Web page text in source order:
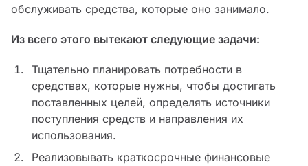
обслуживать средства, которые оно занимало.
Из всего этого вытекают следующие задачи:
Тщательно планировать потребности в
средствах, которые нужны, чтобы достигать
поставленных целей, определять источники
поступления средств и направления их
использования.
Реализовывать краткосрочные финансовые